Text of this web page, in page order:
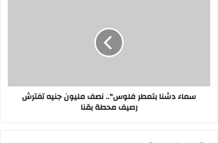
رصيف
محطةسماء دشنا بتمطر فلوس".. نصف مليون جنيه تفترش
رصيف محطة بقنا